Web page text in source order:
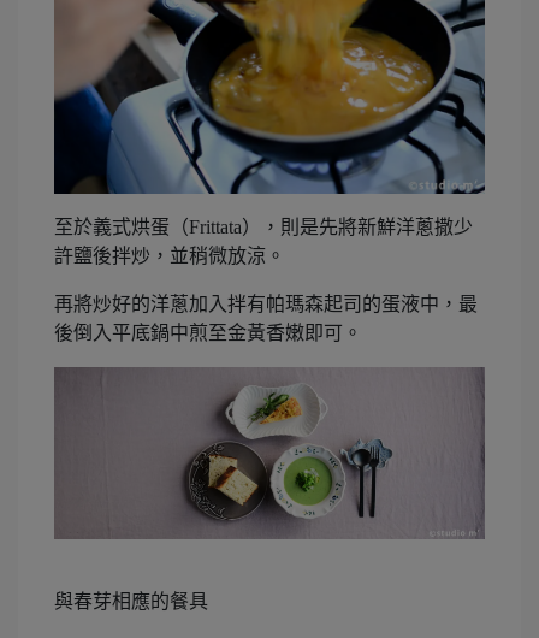
至於義式烘蛋（Frittata），則是先將新鮮洋蔥撒少
許鹽後拌炒，並稍微放涼。
再將炒好的洋蔥加入拌有帕瑪森起司的蛋液中，最
後倒入平底鍋中煎至金黃香嫩即可。
與春芽相應的餐具